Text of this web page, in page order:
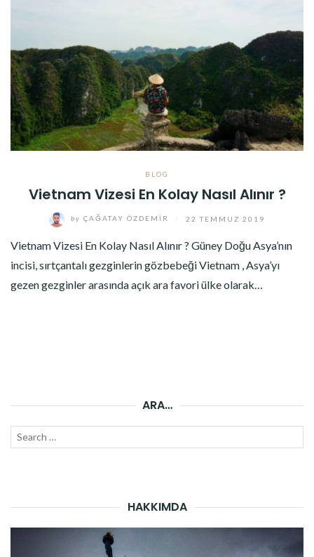
BLOG
Vietnam Vizesi En Kolay Nasıl Alınır ?
by ÇAĞATAY ÖZDEMIR 22 TEMMUZ 2019
Vietnam Vizesi En Kolay Nasıl Alınır ? Güney Doğu Asya’nın
incisi, sırtçantalı gezginlerin gözbebeği Vietnam , Asya’yı
gezen gezginler arasında açık ara favori ülke olarak…
ARA…
Search
HAKKIMDA